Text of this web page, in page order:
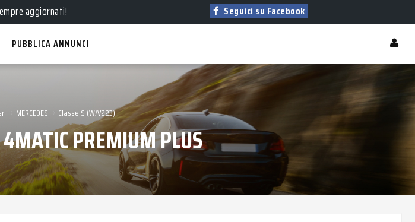
aggiornati! Seguici su Facebook
PUBBLICA ANNUNCI
MERCEDES Classe S (W/V223)
PREMIUM PLUS